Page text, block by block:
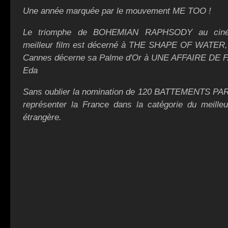
Une année marquée par le mouvement ME TOO !
Le triomphe de BOHEMIAN RAPHSODY au
meilleur film est décerné à THE SHAPE OF
Cannes décerne sa Palme d'Or à UNE AFFAIRE DE
Eda
Sans oublier la nomination de 120 BATTEMENTS
représenter la France dans la catégorie du
étrangère.